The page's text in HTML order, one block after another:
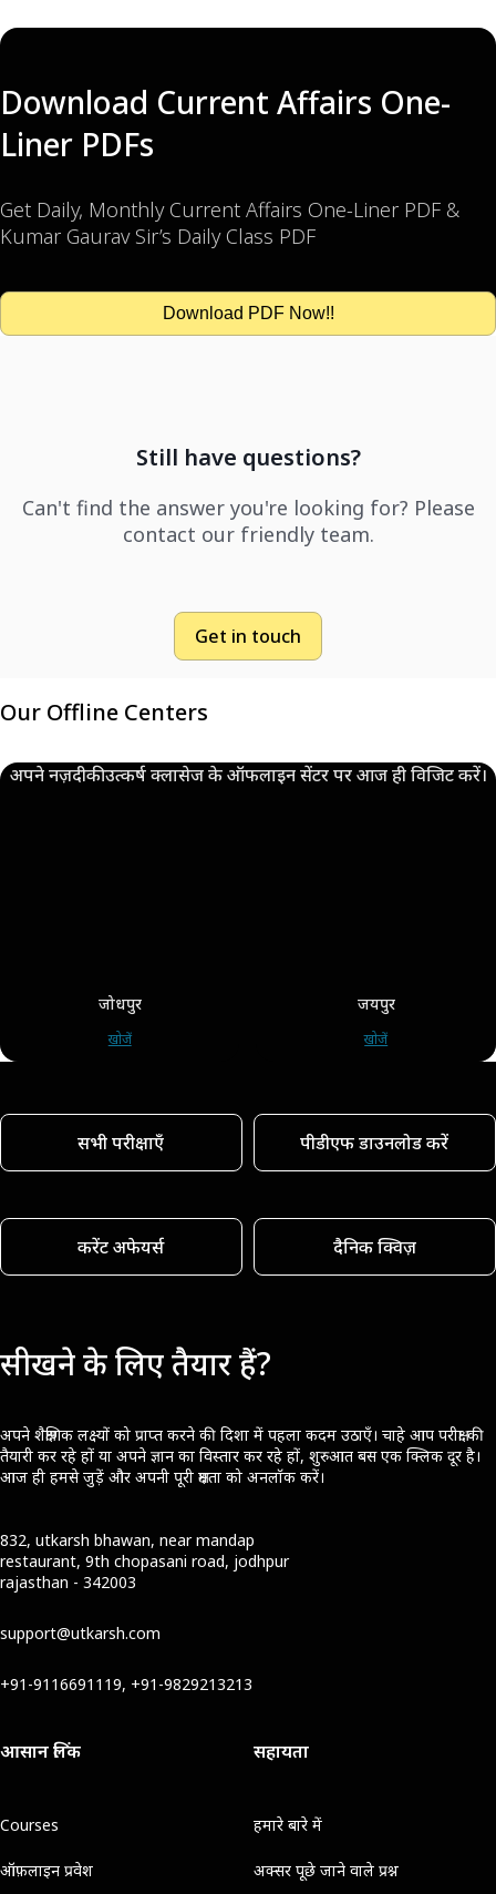
Download Current Affairs One-
Liner PDFs
Get Daily, Monthly Current Affairs One-Liner PDF &
Kumar Gaurav Sir’s Daily Class PDF
Download PDF Now!!
Still have questions?
Can't find the answer you're looking for? Please
contact our friendly team.
Get in touch
Our Offline Centers
अपने नज़दीकी उत्कर्ष क्लासेज के ऑफलाइन सेंटर पर आज ही विजिट करें।
जोधपुर
खोजें
जयपुर
खोजें
सभी परीक्षाएँ पीडीएफ डाउनलोड करें
करेंट अफेयर्स दैनिक क्विज़
सीखने के लिए तैयार हैं?
अपने शैक्षणिक लक्ष्यों को प्राप्त करने की दिशा में पहला कदम उठाएँ। चाहे आप परीक्षा की
तैयारी कर रहे हों या अपने ज्ञान का विस्तार कर रहे हों, शुरुआत बस एक क्लिक दूर है।
आज ही हमसे जुड़ें और अपनी पूरी क्षमता को अनलॉक करें।
832, utkarsh bhawan, near mandap
restaurant, 9th chopasani road, jodhpur
rajasthan - 342003
support@utkarsh.com
+91-9116691119, +91-9829213213
आसान लिंक
Courses
ऑफ़लाइन प्रवेश
सहायता
हमारे बारे में
अक्सर पूछे जाने वाले प्रश्न